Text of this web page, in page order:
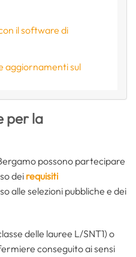
il software di
aggiornamenti sul
per la
possono partecipare
dei requisiti
alle selezioni pubbliche e dei
delle lauree L/SNT1) o
conseguito ai sensi